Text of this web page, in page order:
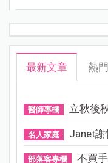
最新文章 熱
醫師專欄 立秋後
名人家庭 Janet謝
部落客專欄 不買